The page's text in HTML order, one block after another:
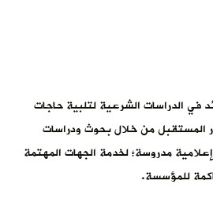
في الدراسات الشرعية لتلبية حاجات
المستقبل من خلال بحوث ودراسات
مدروسة؛ لخدمة الجهات المهتمة
للمؤسسة.